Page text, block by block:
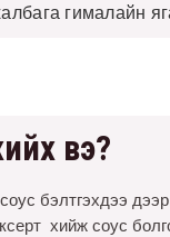
гималайн
вэ?
бэлтгэхдээ
хийж соус